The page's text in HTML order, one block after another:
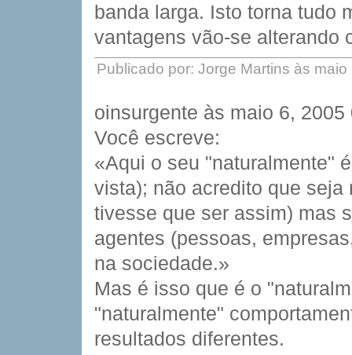
banda larga. Isto torna tudo
vantagens vão-se alterando
Publicado por: Jorge Martins às
oinsurgente às maio 6, 2005
Você escreve:
«Aqui o seu "naturalmente"
vista); não acredito que
tivesse que ser assim) mas
agentes (pessoas,
na sociedade.»
Mas é isso que é o
"naturalmente"
resultados diferentes.